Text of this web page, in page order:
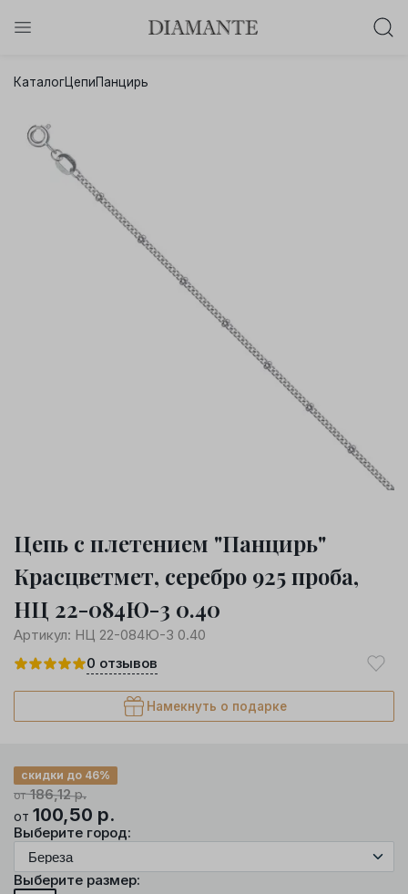
КаталогЦепиПанцирь
Цепь с плетением "Панцирь"
Красцветмет, серебро 925 проба,
НЦ 22-084Ю-3 0.40
Артикул: НЦ 22-084Ю-3 0.40
0 отзывов
Намекнуть о подарке
от186,12р.
скидки до 46%
от 100,50 р.
Выберите город:
Выберите размер: